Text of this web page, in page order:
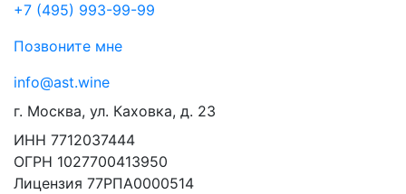
+7 (495) 993-99-99
Позвоните мне
info@ast.wine
г. Москва, ул. Каховка, д. 23
ИНН 7712037444
ОГРН 1027700413950
Лицензия 77РПА0000514